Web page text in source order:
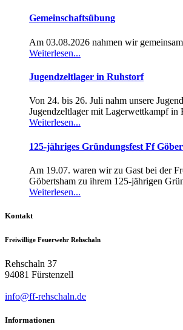
Gemeinschaftsübung
Am 03.08.2026 nahmen wir
Weiterlesen...
Jugendzeltlager in Ruhstorf
Von 24. bis 26. Juli nahm unsere
Jugendzeltlager mit Lagerwettkampf in
Weiterlesen...
125-jähriges Gründungsfest Ff
Am 19.07. waren wir zu Gast bei der
Göbertsham zu ihrem 125-jährigen
Weiterlesen...
Kontakt
Freiwillige Feuerwehr Rehschaln
Rehschaln 37
94081 Fürstenzell
info@ff-rehschaln.de
Informationen